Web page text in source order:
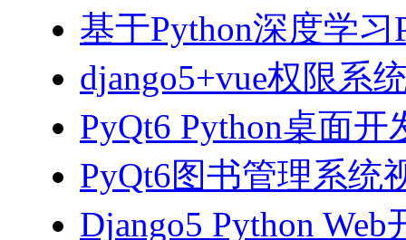
基于Python深度学
django5+vue权限系
PyQt6 Python桌面开
PyQt6图书管理系统
Django5 Python